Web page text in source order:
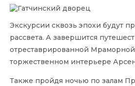
Экскурсии сквозь эпохи будут
рассвета. А завершится
отреставрированной
торжественном интерьере
Также пройдя ночью по залам